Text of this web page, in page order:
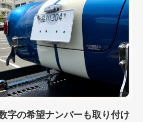
字の希望ナンバーも取り付け